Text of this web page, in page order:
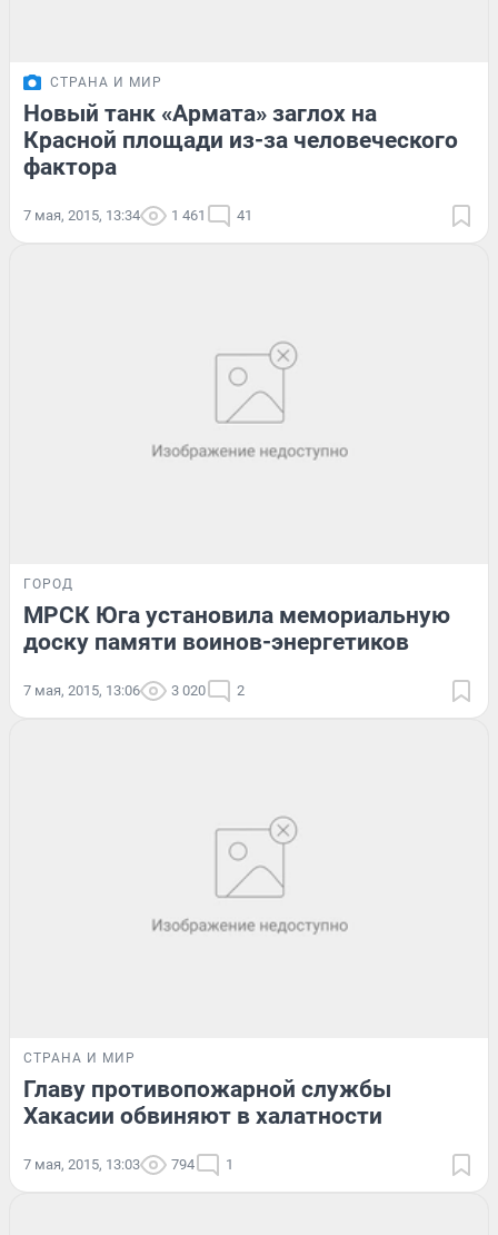
СТРАНА И МИР
Новый танк «Армата» заглох на
Красной площади из-за человеческого
фактора
7 мая, 2015, 13:34 1 461 41
ГОРОД
МРСК Юга установила мемориальную
доску памяти воинов-энергетиков
7 мая, 2015, 13:06 3 020 2
СТРАНА И МИР
Главу противопожарной службы
Хакасии обвиняют в халатности
7 мая, 2015, 13:03 794 1